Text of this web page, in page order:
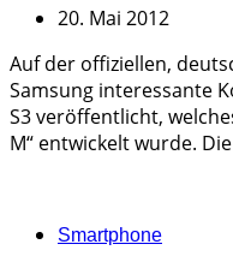
20. Mai 2012
Auf der offiziellen,
Samsung interessante
S3 veröffentlicht,
M“ entwickelt wurde.
Categories
Smartphone